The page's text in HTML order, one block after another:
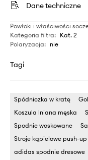
Dane techniczne
Powłoki i właściwości
Kategoria filtra: Kat. 2
Polaryzacja: nie
Tagi
Spódniczka w kratę
Koszula lniana męska
Spodnie woskowane
Stroje kąpielowe push-up
adidas spodnie dresowe